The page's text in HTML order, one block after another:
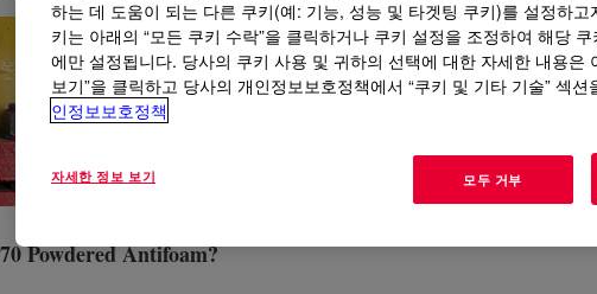
Powdered Antifoam?
하는 데 도움이 되는 다른 쿠키(예: 기능, 성능 및 타겟팅 쿠키)를 설정하고
키는 아래의 “모든 쿠키 수락”을 클릭하거나 쿠키 설정을 조정하여 해당
에만 설정됩니다. 당사의 쿠키 사용 및 귀하의 선택에 대한 자세한 내용은
보기”을 클릭하고 당사의 개인정보보호정책에서 “쿠키 및 기타 기술” 섹션
인정보보호정책
자세한 정보 보기 모두 거부